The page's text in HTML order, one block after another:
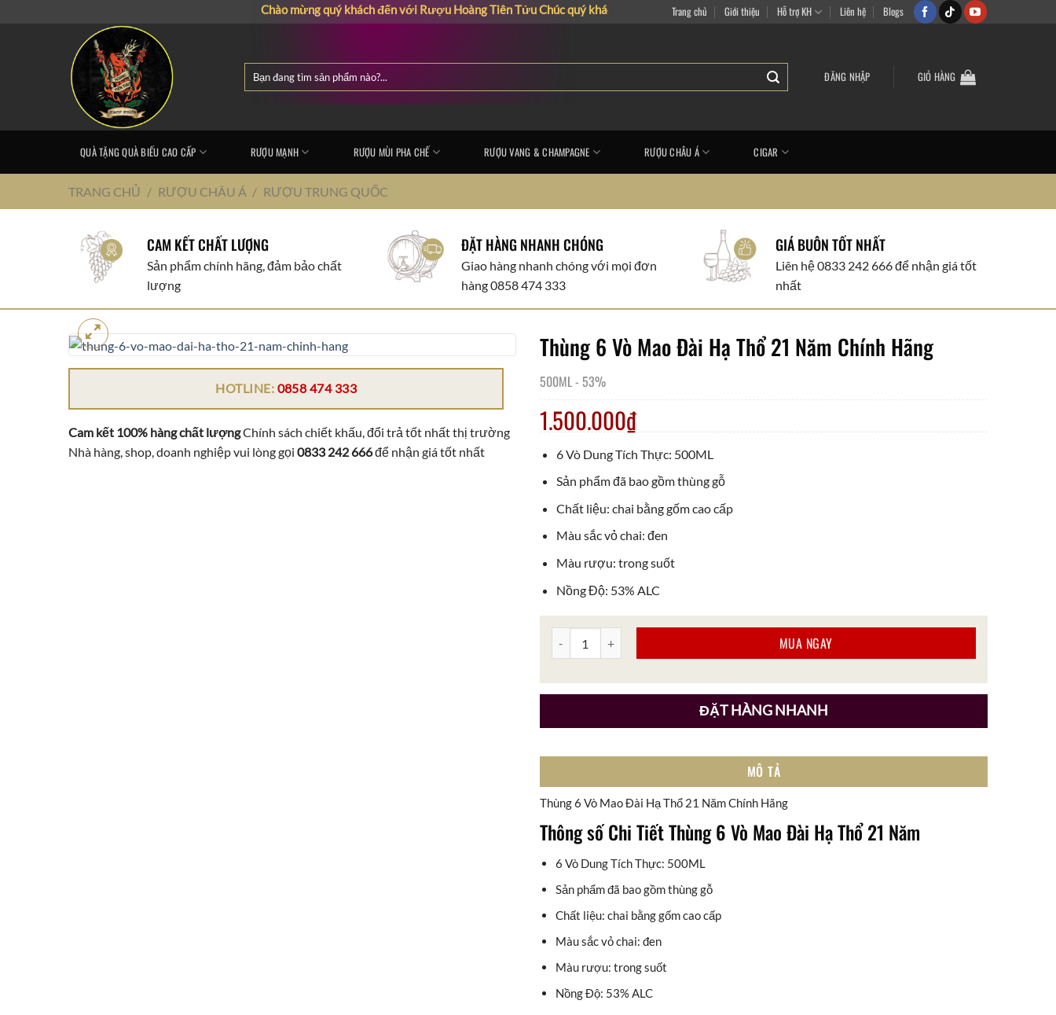
Chào mừng quý khách đến với Rượu Hoàng Tiên TửuChúc quý khách có những giây phút mua sắm vui vẻ
Trang chủ Giới thiệu Hỗ trợ KH Liên hệ Blogs
kiếm:
ĐĂNG NHẬP GIỎ HÀNG
QUÀ TẶNG QUÀ BIẾU CAO CẤP RƯỢU MẠNH RƯỢU MÙI PHA CHẾ RƯỢU VANG & CHAMPAGNE RƯỢU CHÂU Á CIGAR
TRANG CHỦ / RƯỢU CHÂU Á / RƯỢU TRUNG QUỐC
CAM KẾT CHẤT LƯỢNG
Sản phẩm chính hãng, đảm bảo chất
lượng
ĐẶT HÀNG NHANH CHÓNG
Giao hàng nhanh chóng với mọi đơn
hàng 0858 474 333
GIÁ BUÔN TỐT NHẤT
Liên hệ 0833 242 666 để nhận giá tốt
nhất
HOTLINE: 0858 474 333
Cam kết 100% hàng chất lượngChính sách chiết khấu, đổi trả tốt nhất thị trường
Nhà hàng, shop, doanh nghiệp vui lòng gọi 0833 242 666để nhận giá tốt nhất
Thùng 6 Vò Mao Đài Hạ Thổ 21 Năm Chính Hãng
500ML- 53%
1.500.000₫
6 Vò Dung Tích Thực: 500ML
Sản phẩm đã bao gồm thùng gỗ
Chất liệu: chai bằng gốm cao cấp
Màu sắc vỏ chai: đen
Màu rượu: trong suốt
Nồng Độ: 53% ALC
Thùng 6 Vò Mao Đài Hạ Thổ 21 Năm Chính Hãng số lượng
MUA NGAY
ĐẶT HÀNG NHANH
MÔ TẢ
Thùng 6 Vò Mao Đài Hạ Thổ 21 Năm Chính Hãng
Thông số Chi Tiết Thùng 6 Vò Mao Đài Hạ Thổ 21 Năm
6 Vò Dung Tích Thực: 500ML
Sản phẩm đã bao gồm thùng gỗ
Chất liệu: chai bằng gốm cao cấp
Màu sắc vỏ chai: đen
Màu rượu: trong suốt
Nồng Độ: 53% ALC